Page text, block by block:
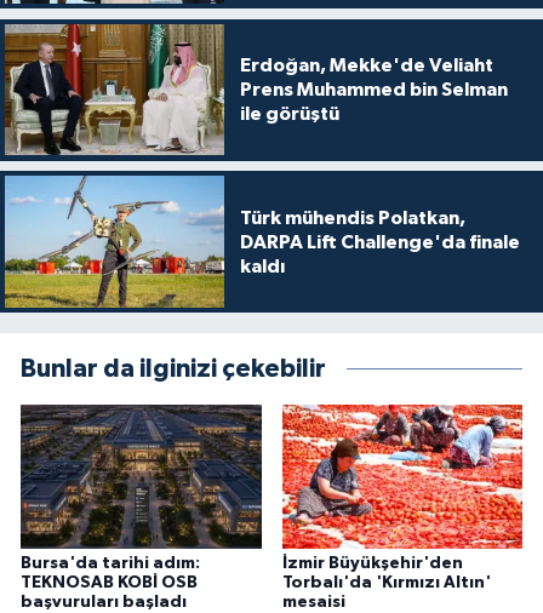
Erdoğan, Mekke'de Veliaht
Prens Muhammed bin Selman
ile görüştü
Türk mühendis Polatkan,
DARPA Lift Challenge'da finale
kaldı
Bunlar da ilginizi çekebilir
Bursa'da tarihi adım:
TEKNOSAB KOBİ OSB
başvuruları başladı
İzmir Büyükşehir'den
Torbalı'da 'Kırmızı Altın'
mesaisi